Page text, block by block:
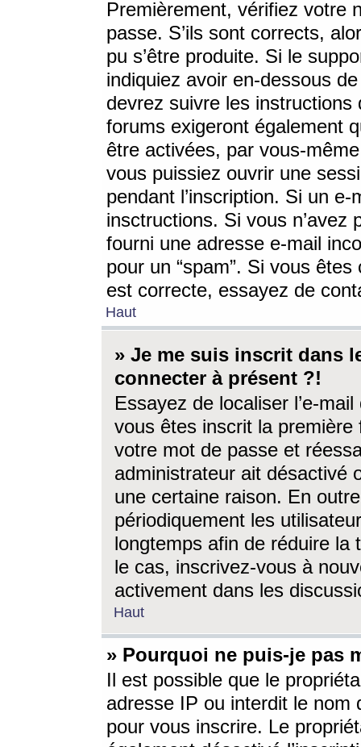
Premièrement, vérifiez votre
passe. S’ils sont corrects,
pu s’être produite. Si le
indiquiez avoir en-dessous
devrez suivre les
forums exigeront également
être activées, par vous-
vous puissiez ouvrir une
pendant l’inscription. Si un
insctructions. Si vous n’avez
fourni une adresse e-mail
pour un “spam”. Si vous
est correcte, essayez de
Haut
» Je me suis inscrit dans
connecter à présent ?!
Essayez de localiser l’e-
vous êtes inscrit la première
votre mot de passe et
administrateur ait désactivé
une certaine raison. En
périodiquement les
longtemps afin de réduire la
le cas, inscrivez-vous à
activement dans les
Haut
» Pourquoi ne puis-je pas
Il est possible que le
adresse IP ou interdit le nom
pour vous inscrire. Le